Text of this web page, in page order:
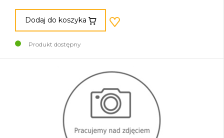
Dodaj do koszyka
Produkt dostępny